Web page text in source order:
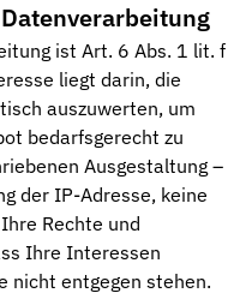
ist Art. 6 Abs. 1 lit. f
liegt darin, die
auszuwerten, um
bedarfsgerecht zu
Ausgestaltung –
der IP-Adresse, keine
Rechte und
Ihre Interessen
nicht entgegen stehen.